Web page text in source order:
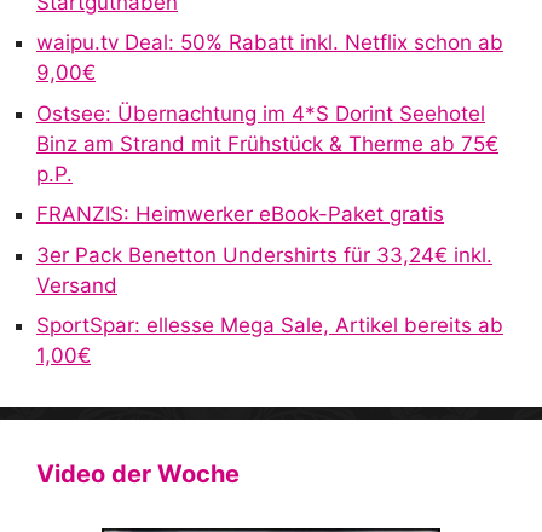
waipu.tv Deal: 50% Rabatt inkl. Netflix schon ab
9,00€
Ostsee: Übernachtung im 4*S Dorint Seehotel
Binz am Strand mit Frühstück & Therme ab 75€
p.P.
FRANZIS: Heimwerker eBook-Paket gratis
3er Pack Benetton Undershirts für 33,24€ inkl.
Versand
SportSpar: ellesse Mega Sale, Artikel bereits ab
1,00€
Video der Woche